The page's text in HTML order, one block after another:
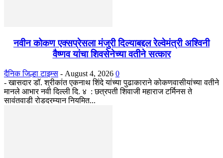
नवीन कोकण एक्सप्रेसला मंजुरी दिल्याबद्दल रेल्वेमंत्री अश्विनी
वैष्णव यांचा शिवसेनेच्या वतीने सत्कार
दैनिक जिल्हा टाइम्स - August 4, 2026 0
- खासदार डॉ. श्रीकांत एकनाथ शिंदे यांच्या पुढाकाराने कोकणवासीयांच्या वतीने
मानले आभार नवी दिल्ली दि. ४ : छत्रपती शिवाजी महाराज टर्मिनस ते
सावंतवाडी रोडदरम्यान नियमित...